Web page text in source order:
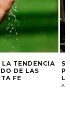
SANTA FE
PROVINCIAS
LA HIDROVÍA
29 ABRIL,